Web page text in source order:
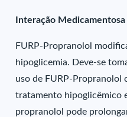
Interação
FURP-Propranolol
hipoglicemia. Deve-se
uso de FURP-Propranolol
tratamento hipoglicêmico
propranolol pode